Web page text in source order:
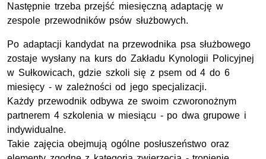
Następnie trzeba przejść miesięczną adaptację w
zespole przewodników psów służbowych.
Po adaptacji kandydat na przewodnika psa służbowego
zostaje wysłany na kurs do Zakładu Kynologii Policyjnej
w Sułkowicach, gdzie szkoli się z psem od 4 do 6
miesięcy - w zależności od jego specjalizacji.
Każdy przewodnik odbywa ze swoim czworonożnym
partnerem 4 szkolenia w miesiącu - po dwa grupowe i
indywidualne.
Takie zajęcia obejmują ogólne posłuszeństwo oraz